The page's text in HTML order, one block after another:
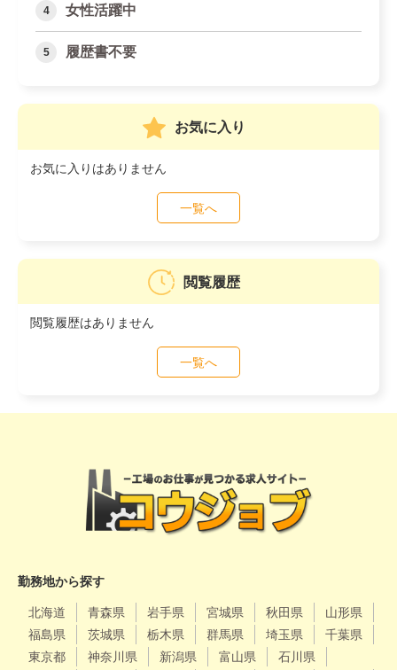
女性活躍中
履歴書不要
お気に入り
お気に入りはありません
一覧へ
閲覧履歴
閲覧履歴はありません
一覧へ
勤務地から探す
北海道 青森県 岩手県 宮城県 秋田県
山形県
福島県
茨城県 栃木県 群馬県 埼玉県
千葉県
東京都
神奈川県 新潟県 富山県
石川県